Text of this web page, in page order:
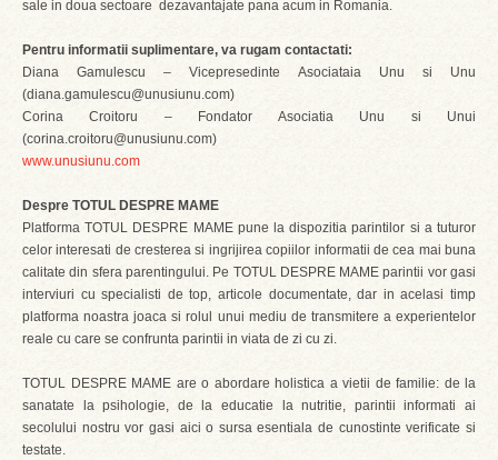
sale in doua sectoare dezavantajate pana acum in Romania.
Pentru informatii suplimentare, va rugam contactati:
Diana Gamulescu – Vicepresedinte Asociataia Unu si Unu
(diana.gamulescu@unusiunu.com)
Corina Croitoru – Fondator Asociatia Unu si Unui
(corina.croitoru@unusiunu.com)
www.unusiunu.com
Despre TOTUL DESPRE MAME
Platforma TOTUL DESPRE MAME pune la dispozitia parintilor si a tuturor
celor interesati de cresterea si ingrijirea copiilor informatii de cea mai buna
calitate din sfera parentingului. Pe TOTUL DESPRE MAME parintii vor gasi
interviuri cu specialisti de top, articole documentate, dar in acelasi timp
platforma noastra joaca si rolul unui mediu de transmitere a experientelor
reale cu care se confrunta parintii in viata de zi cu zi.
TOTUL DESPRE MAME are o abordare holistica a vietii de familie: de la
sanatate la psihologie, de la educatie la nutritie, parintii informati ai
secolului nostru vor gasi aici o sursa esentiala de cunostinte verificate si
testate.